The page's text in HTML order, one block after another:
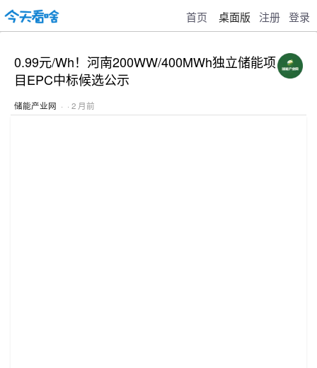
首页 桌面版 注册 登录
0.99元/Wh！河南200WW/400MWh独立储能项
目EPC中标候选公示
储能产业网 · · 2 月前